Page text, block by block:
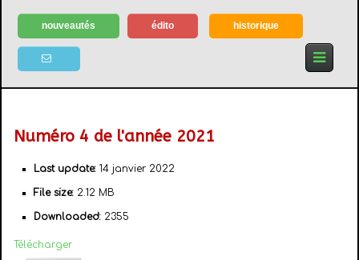
nouveautés édito historique
Numéro 4 de l'année 2021
Last update: 14 janvier 2022
File size: 2.12 MB
Downloaded: 2355
Télécharger